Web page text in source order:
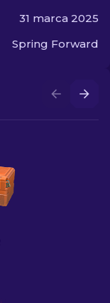
31 marca 2025
Spring Forward